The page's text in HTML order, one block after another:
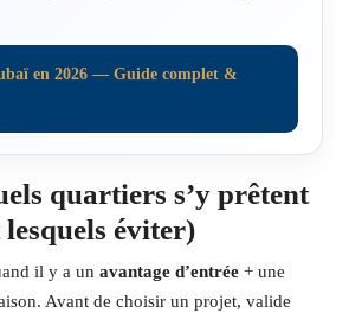
en 2026 — Guide complet &
quartiers s’y prêtent
éviter)
il y a un avantage d’entrée + une
Avant de choisir un projet, valide